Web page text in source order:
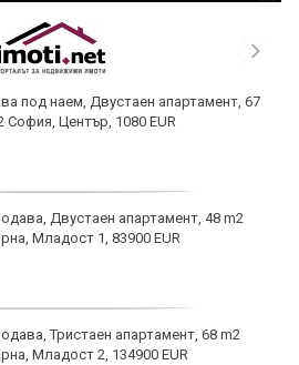
под наем, Двустаен апартамент, 67
София, Център, 1080 EUR
Двустаен апартамент, 48 m2
Младост 1, 83900 EUR
Тристаен апартамент, 68 m2
Младост 2, 134900 EUR